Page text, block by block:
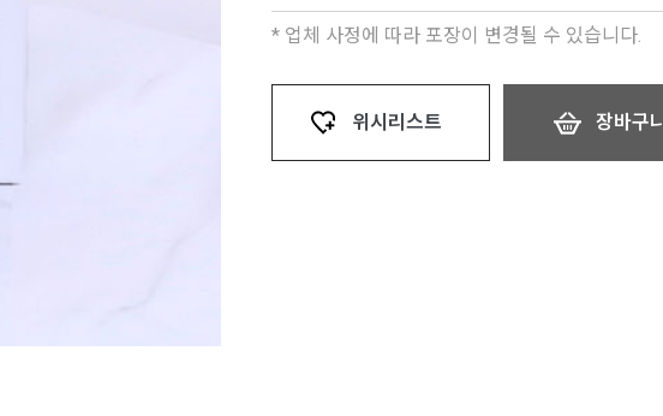
* 업체 사정에 따라 포장이 변경될 수 있습니다.
위시리스트 장바구니